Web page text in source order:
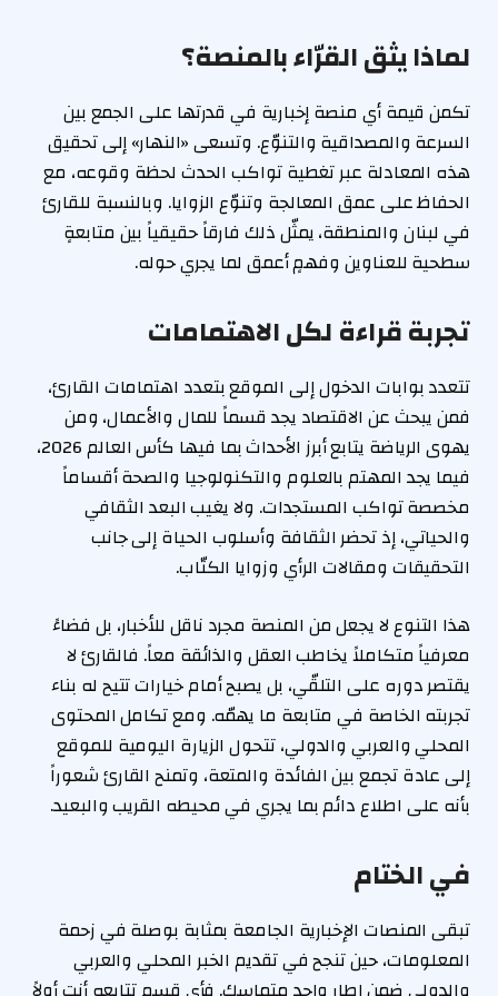
لماذا يثق القرّاء بالمنصة؟
تكمن قيمة أي منصة إخبارية في قدرتها على الجمع بين
السرعة والمصداقية والتنوّع. وتسعى «النهار» إلى تحقيق
هذه المعادلة عبر تغطية تواكب الحدث لحظة وقوعه، مع
الحفاظ على عمق المعالجة وتنوّع الزوايا. وبالنسبة للقارئ
في لبنان والمنطقة، يمثّل ذلك فارقاً حقيقياً بين متابعةٍ
سطحية للعناوين وفهمٍ أعمق لما يجري حوله.
تجربة قراءة لكل الاهتمامات
تتعدد بوابات الدخول إلى الموقع بتعدد اهتمامات القارئ،
فمن يبحث عن الاقتصاد يجد قسماً للمال والأعمال، ومن
يهوى الرياضة يتابع أبرز الأحداث بما فيها كأس العالم 2026،
فيما يجد المهتم بالعلوم والتكنولوجيا والصحة أقساماً
مخصصة تواكب المستجدات. ولا يغيب البعد الثقافي
والحياتي، إذ تحضر الثقافة وأسلوب الحياة إلى جانب
التحقيقات ومقالات الرأي وزوايا الكتّاب.
هذا التنوع لا يجعل من المنصة مجرد ناقل للأخبار، بل فضاءً
معرفياً متكاملاً يخاطب العقل والذائقة معاً. فالقارئ لا
يقتصر دوره على التلقّي، بل يصبح أمام خيارات تتيح له بناء
تجربته الخاصة في متابعة ما يهمّه. ومع تكامل المحتوى
المحلي والعربي والدولي، تتحول الزيارة اليومية للموقع
إلى عادة تجمع بين الفائدة والمتعة، وتمنح القارئ شعوراً
بأنه على اطلاع دائم بما يجري في محيطه القريب والبعيد.
في الختام
تبقى المنصات الإخبارية الجامعة بمثابة بوصلة في زحمة
المعلومات، حين تنجح في تقديم الخبر المحلي والعربي